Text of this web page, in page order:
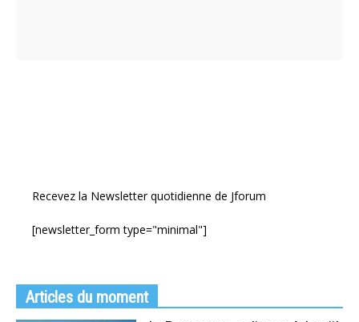
Recevez la Newsletter quotidienne de Jforum
[newsletter_form type="minimal"]
Articles du moment